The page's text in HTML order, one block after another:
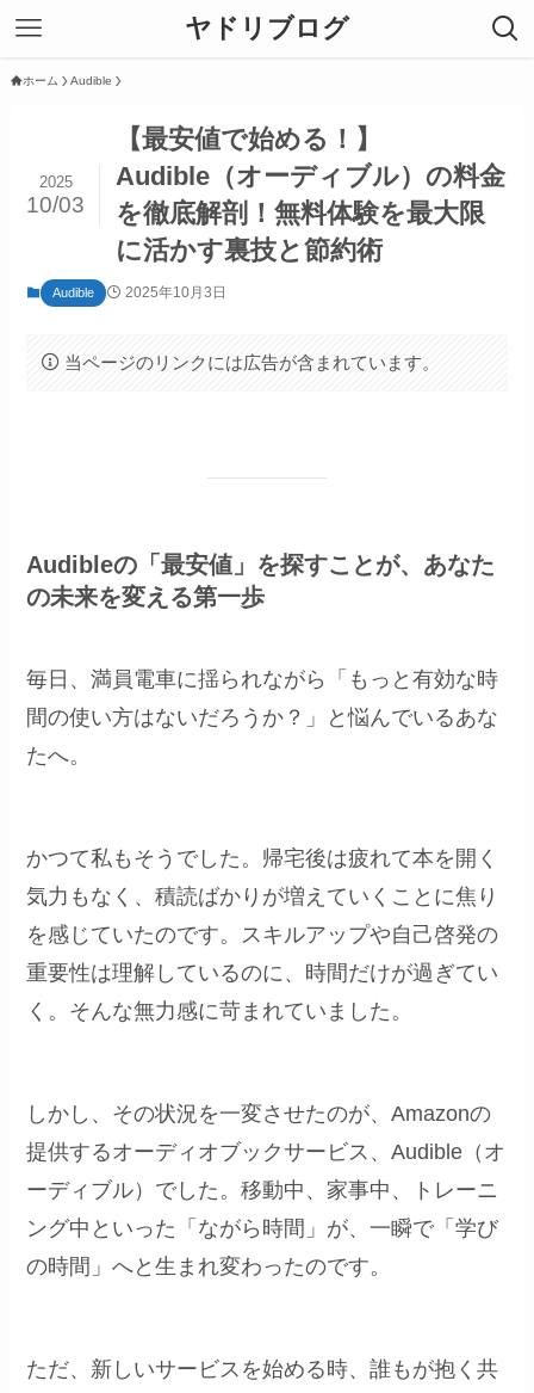
ヤドリブログ
ホーム Audible
【最安値で始める！】
Audible（オーディブル）の料金
を徹底解剖！無料体験を最大限
に活かす裏技と節約術
2025
10/03
Audible 2025年10月3日
当ページのリンクには広告が含まれています。
Audibleの「最安値」を探すことが、あなた
の未来を変える第一歩
毎日、満員電車に揺られながら「もっと有効な時
間の使い方はないだろうか？」と悩んでいるあな
たへ。
かつて私もそうでした。帰宅後は疲れて本を開く
気力もなく、積読ばかりが増えていくことに焦り
を感じていたのです。スキルアップや自己啓発の
重要性は理解しているのに、時間だけが過ぎてい
く。そんな無力感に苛まれていました。
しかし、その状況を一変させたのが、Amazonの
提供するオーディオブックサービス、Audible（オ
ーディブル）でした。移動中、家事中、トレーニ
ング中といった「ながら時間」が、一瞬で「学び
の時間」へと生まれ変わったのです。
ただ、新しいサービスを始める時、誰もが抱く共